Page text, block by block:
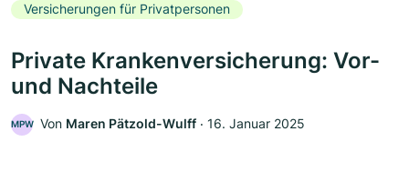
Versicherungen für Privatpersonen
Private Krankenversicherung: Vor-
und Nachteile
MPW Von Maren Pätzold-Wulff ‧ 16. Januar 2025